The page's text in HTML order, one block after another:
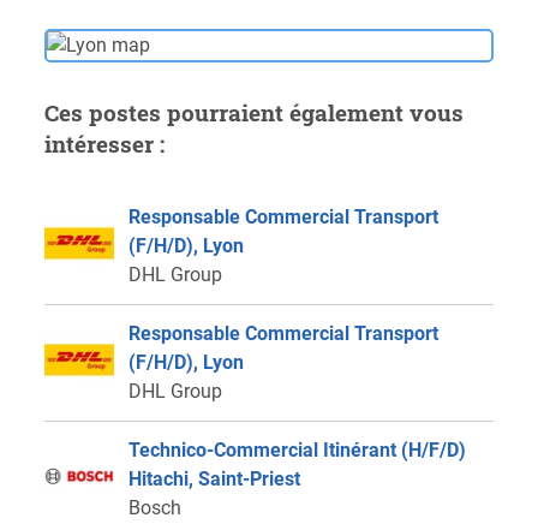
Ces postes pourraient également vous
intéresser :
Responsable Commercial Transport
(F/H/D), Lyon
DHL Group
Responsable Commercial Transport
(F/H/D), Lyon
DHL Group
Technico-Commercial Itinérant (H/F/D)
Hitachi, Saint-Priest
Bosch